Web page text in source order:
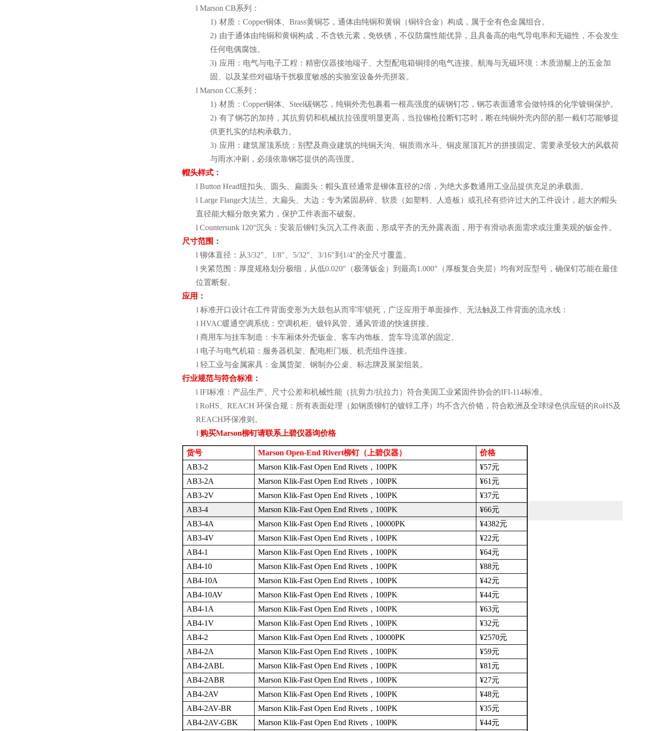
l Marson CB系列：
1) 材质： Copper铜体、 Brass黄铜芯，通体由纯铜和黄铜（铜锌合金）构成，属于全有色金属组合。
2) 由于通体由纯铜和黄铜构成，不含铁元素，免铁锈，不仅防腐性能优异，且具备高的电气导电率和无磁性，不会发生
任何电偶腐蚀。
3) 应用：电气与电子工程：精密仪器接地端子、大型配电箱铜排的电气连接。航海与无磁环境：木质游艇上的五金加
固、以及某些对磁场干扰极度敏感的实验室设备外壳拼装。
l Marson CC系列：
1) 材质： Copper铜体、 Steel碳钢芯，纯铜外壳包裹着一根高强度的碳钢钉芯，钢芯表面通常会做特殊的化学镀铜保护。
2) 有了钢芯的加持，其抗剪切和机械抗拉强度明显更高，当拉铆枪拉断钉芯时，断在纯铜外壳内部的那一截钉芯能够提
供更扎实的结构承载力。
3) 应用：建筑屋顶系统：别墅及商业建筑的纯铜天沟、铜质雨水斗、铜皮屋顶瓦片的拼接固定。需要承受较大的风载荷
与雨水冲刷，必须依靠钢芯提供的高强度。
帽头样式：
l Button Head纽扣头、圆头、扁圆头：帽头直径通常是铆体直径的2倍，为绝大多数通用工业品提供充足的承载面。
l Large Flange大法兰、大扁头、大边：专为紧固易碎、软质（如塑料、人造板）或孔径有些许过大的工件设计，超大的帽头
直径能大幅分散夹紧力，保护工件表面不破裂。
l Countersunk 120°沉头：安装后铆钉头沉入工件表面，形成平齐的无外露表面，用于有滑动表面需求或注重美观的钣金件。
尺寸范围：
l 铆体直径：从3/32" 1/8" 5/32" 3/16"到 1/4"的全尺寸覆盖。
l 夹紧范围：厚度规格划分极细，从低0.020" （极薄钣金）到最高1.000" （厚板复合夹层）均有对应型号，确保钉芯能在最佳
位置断裂。
应用：
l 标准开口设计在工件背面变形为大鼓包从而牢牢锁死，广泛应用于单面操作、无法触及工件背面的流水线：
l HVAC暖通空调系统：空调机柜、镀锌风管、通风管道的快速拼接。
l 商用车与挂车制造：卡车厢体外壳钣金、客车内饰板、货车导流罩的固定。
l 电子与电气机箱：服务器机架、配电柜门板、机壳组件连接。
l 轻工业与金属家具：金属货架、钢制办公桌、标志牌及展架组装。
行业规范与符合标准：
l IFI标准：产品生产、尺寸公差和机械性能（抗剪力/抗拉力）符合美国工业紧固件协会的IFI-114标准。
l RoHS REACH 环保合规：所有表面处理（如钢质铆钉的镀锌工序）均不含六价铬，符合欧洲及全球绿色供应链的RoHS及
REACH环保准则。
l 购买Marson柳钉请联系上碧仪器询价格
货号 Marson Open-End Rivert柳钉（上碧仪器）
价格
AB3-2
Marson Klik-Fast Open End Rivets ， 100PK ¥57元
AB3-2A
Marson Klik-Fast Open End Rivets ， 100PK ¥61 元
AB3-2V
Marson Klik-Fast Open End Rivets ， 100PK ¥37元
AB3-4
Marson Klik-Fast Open End Rivets ， 100PK ¥66元
AB3-4A
Marson Klik-Fast Open End Rivets ， 10000PK ¥4382元
AB3-4V
Marson Klik-Fast Open End Rivets ， 100PK ¥22元
AB4-1
Marson Klik-Fast Open End Rivets ， 100PK ¥64元
AB4-10
Marson Klik-Fast Open End Rivets ， 100PK ¥88元
AB4-10A
Marson Klik-Fast Open End Rivets ， 100PK ¥42元
AB4-10AV
Marson Klik-Fast Open End Rivets ， 100PK ¥44元
AB4-1A
Marson Klik-Fast Open End Rivets ， 100PK ¥63元
AB4-1V
Marson Klik-Fast Open End Rivets ， 100PK ¥32元
AB4-2
Marson Klik-Fast Open End Rivets ， 10000PK ¥2570元
AB4-2A
Marson Klik-Fast Open End Rivets ， 100PK ¥59元
AB4-2ABL
Marson Klik-Fast Open End Rivets ， 100PK ¥81 元
AB4-2ABR
Marson Klik-Fast Open End Rivets ， 100PK ¥27元
AB4-2AV
Marson Klik-Fast Open End Rivets ， 100PK ¥48元
AB4-2AV-BR
Marson Klik-Fast Open End Rivets ， 100PK ¥35元
AB4-2AV-GBK
Marson Klik-Fast Open End Rivets ， 100PK ¥44元